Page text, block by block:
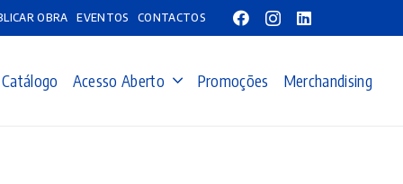
OBRA EVENTOS CONTACTOS
Catálogo Acesso Aberto Promoções Merchandising